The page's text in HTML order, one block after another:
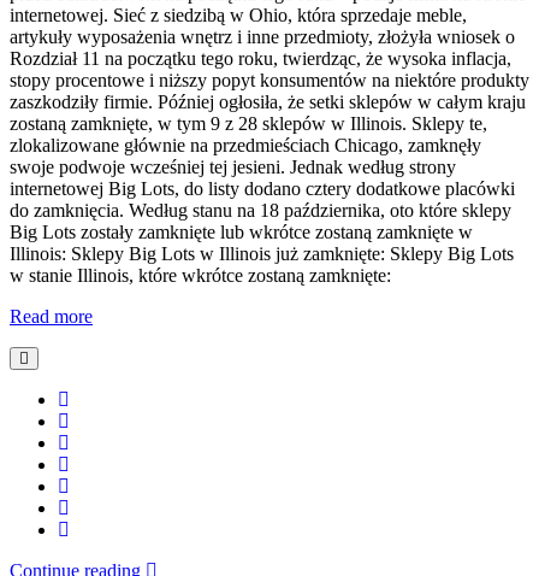
internetowej. Sieć z siedzibą w Ohio, która sprzedaje meble,
artykuły wyposażenia wnętrz i inne przedmioty, złożyła wniosek o
Rozdział 11 na początku tego roku, twierdząc, że wysoka inflacja,
stopy procentowe i niższy popyt konsumentów na niektóre produkty
zaszkodziły firmie. Później ogłosiła, że setki sklepów w całym kraju
zostaną zamknięte, w tym 9 z 28 sklepów w Illinois. Sklepy te,
zlokalizowane głównie na przedmieściach Chicago, zamknęły
swoje podwoje wcześniej tej jesieni. Jednak według strony
internetowej Big Lots, do listy dodano cztery dodatkowe placówki
do zamknięcia. Według stanu na 18 października, oto które sklepy
Big Lots zostały zamknięte lub wkrótce zostaną zamknięte w
Illinois: Sklepy Big Lots w Illinois już zamknięte: Sklepy Big Lots
w stanie Illinois, które wkrótce zostaną zamknięte:
Read more
Continue reading